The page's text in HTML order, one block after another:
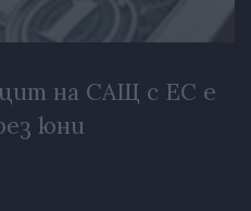
на САЩ с ЕС е
юни